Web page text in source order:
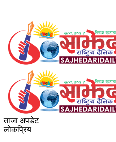
ताजा अपडेट
लोकप्रिय